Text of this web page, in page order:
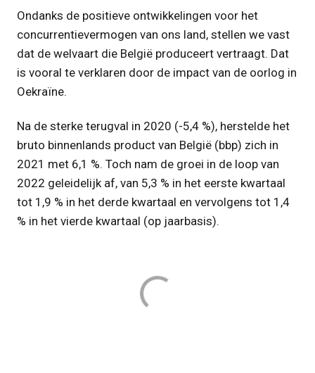
Ondanks de positieve ontwikkelingen voor het
concurrentievermogen van ons land, stellen we vast
dat de welvaart die België produceert vertraagt. Dat
is vooral te verklaren door de impact van de oorlog in
Oekraïne.
Na de sterke terugval in 2020 (-5,4 %), herstelde het
bruto binnenlands product van België (bbp) zich in
2021 met 6,1 %. Toch nam de groei in de loop van
2022 geleidelijk af, van 5,3 % in het eerste kwartaal
tot 1,9 % in het derde kwartaal en vervolgens tot 1,4
% in het vierde kwartaal (op jaarbasis).